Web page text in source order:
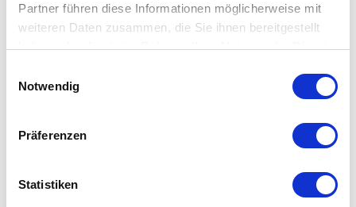
Partner führen diese Informationen möglicherweise mit
weiteren Daten zusammen, die Sie ihnen bereitgestellt
haben oder die sie im Rahmen Ihrer Nutzung der Dienste
Datenschutzerklärung
Notwendig
Präferenzen
Statistiken
pols potten